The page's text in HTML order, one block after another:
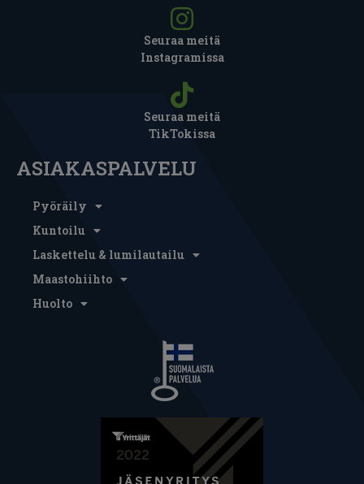
Seuraa meitä
Instagramissa
Seuraa meitä
TikTokissa
ASIAKASPALVELU
Pyöräily
Kuntoilu
Laskettelu & lumilautailu
Maastohiihto
Huolto